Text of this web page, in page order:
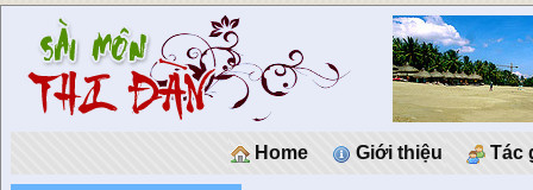
Home Giới thiệu Tác